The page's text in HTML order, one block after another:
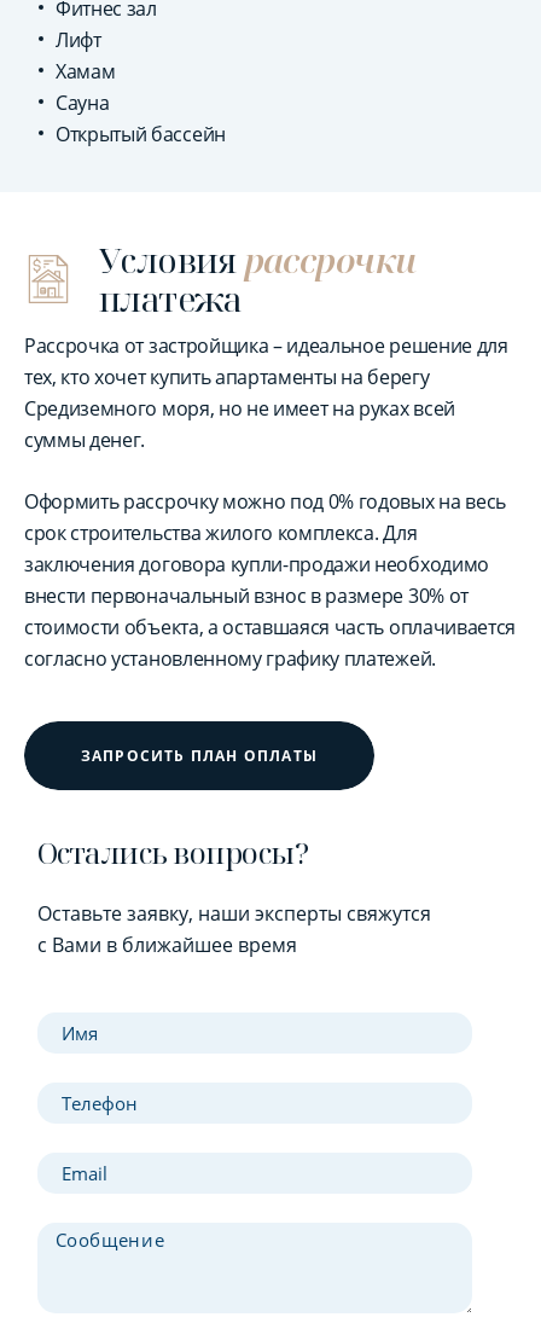
Фитнес зал
Лифт
Хамам
Сауна
Открытый бассейн
Условиярассрочки
платежа
Рассрочка от застройщика – идеальное решение для
тех, кто хочет купить апартаменты на берегу
Средиземного моря, но не имеет на руках всей
суммы денег.
Оформить рассрочку можно под 0% годовых на весь
срок строительства жилого комплекса. Для
заключения договора купли-продажи необходимо
внести первоначальный взнос в размере 30% от
стоимости объекта, а оставшаяся часть оплачивается
согласно установленному графику платежей.
ЗАПРОСИТЬ ПЛАН ОПЛАТЫ
Остались вопросы?
Оставьте заявку, наши эксперты свяжутся
с Вами в ближайшее время